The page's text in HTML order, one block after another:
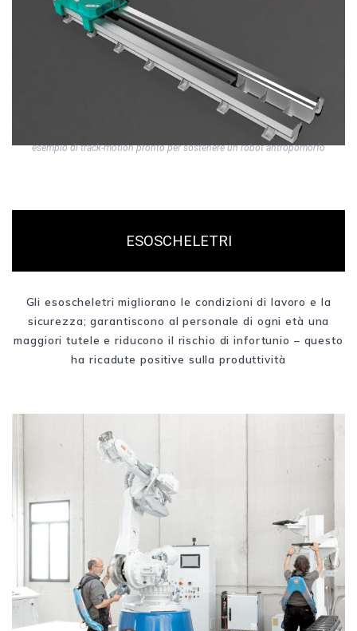
esempio di track-motion pronto per sostenere un robot antropomorfo
ESOSCHELETRI
Gli esoscheletri migliorano le condizioni di lavoro e la
sicurezza; garantiscono al personale di ogni età una
maggiori tutele e riducono il rischio di infortunio – questo
ha ricadute positive sulla produttività